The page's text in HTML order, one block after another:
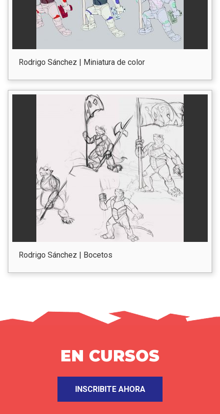
Rodrigo Sánchez | Miniatura de color
Rodrigo Sánchez | Bocetos
HASTA EL 16/12
INSCRIBITE AHORA